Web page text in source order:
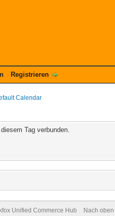
Registrieren
Calendar
Tag verbunden.
Unified Commerce Hub Nach oben